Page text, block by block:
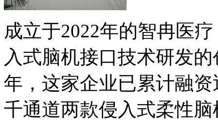
成立于2022年的智冉医
入式脑机接口技术研发
年，这家企业已累计融
千通道两款侵入式柔性